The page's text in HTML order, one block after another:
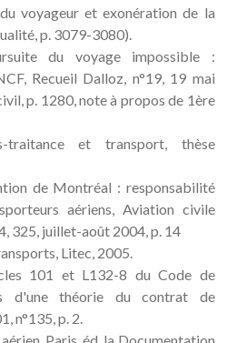
voyageur et exonération de la
p. 3079-3080).
du voyage impossible :
Recueil Dalloz, n°19, 19 mai
p. 1280, note à propos de 1ère
traitance et transport, thèse
de Montréal : responsabilité
aériens, Aviation civile
325, juillet-août 2004, p. 14
Litec, 2005.
101 et L132-8 du Code de
d'une théorie du contrat de
n°135, p. 2.